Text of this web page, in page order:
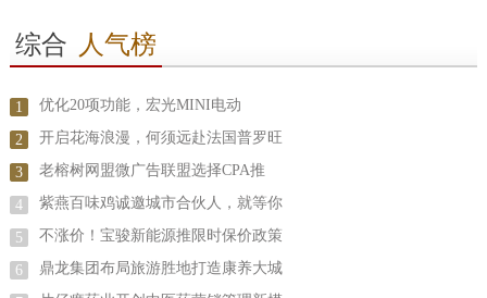
综合 人气榜
1 优化20项功能，宏光MINI电动
2 开启花海浪漫，何须远赴法国普罗旺
3 老榕树网盟微广告联盟选择CPA推
4 紫燕百味鸡诚邀城市合伙人，就等你
5 不涨价！宝骏新能源推限时保价政策
6 鼎龙集团布局旅游胜地打造康养大城